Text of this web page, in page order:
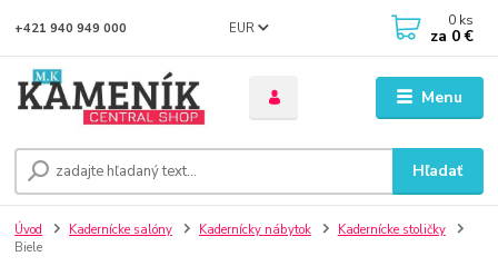
Menu
EUR
Hľadať
+421 940 949 000 0 ks
za 0 €
Úvod Kadernícke salóny Kadernícky nábytok
Kadernícke stoličky
Biele